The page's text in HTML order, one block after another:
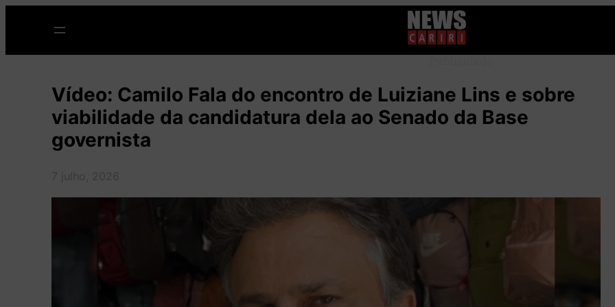
o
Vídeo: Camilo Fala do encontro de Luiziane Lins e sobre
viabilidade da candidatura dela ao Senado da Base
governista
7 julho, 2026